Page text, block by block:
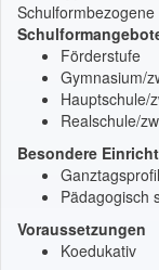
Förderstufe
Gymnasium/
Hauptschule/
Realschule/
Besondere
Pädagogisch
Voraussetzungen
Koedukativ